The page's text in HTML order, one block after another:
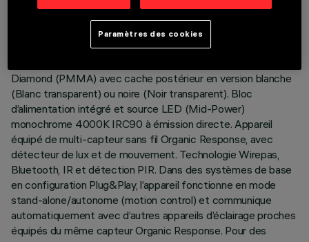
DESCRIPTION
Corps éclairant en aluminium extrudé peint, collerette et
embouts en matière thermoplastique moulée par injection.
Diamond (PMMA) avec cache postérieur en version blanche
(Blanc transparent) ou noire (Noir transparent). Bloc
d’alimentation intégré et source LED (Mid-Power)
monochrome 4000K IRC90 à émission directe. Appareil
équipé de multi-capteur sans fil Organic Response, avec
détecteur de lux et de mouvement. Technologie Wirepas,
Bluetooth, IR et détection PIR. Dans des systèmes de base
en configuration Plug&Play, l’appareil fonctionne en mode
stand-alone/autonome (motion control) et communique
automatiquement avec d’autres appareils d’éclairage proches
équipés du même capteur Organic Response. Pour des
Paramètres des cookies